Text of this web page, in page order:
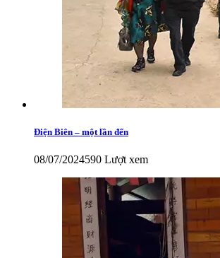
Điện Biên – một lần đến
08/07/2024590 Lượt xem